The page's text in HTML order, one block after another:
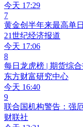
今天 17:29
7
黄金创半年来最高单
21世纪经济报道
今天 17:06
8
每日龙虎榜 | 期货综
东方财富研究中心
今天 16:40
9
联合国机构警告：强
财联社